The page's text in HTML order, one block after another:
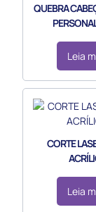
QUEBRA
Leia
CORTE
Leia